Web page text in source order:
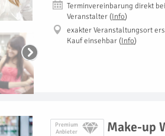
Terminvereinbarung direkt
Veranstalter (Info)
exakter Veranstaltungsort
Kauf einsehbar (Info)
Premium
Anbieter
Make-up